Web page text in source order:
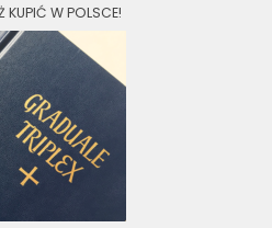
KUPIĆ W POLSCE!